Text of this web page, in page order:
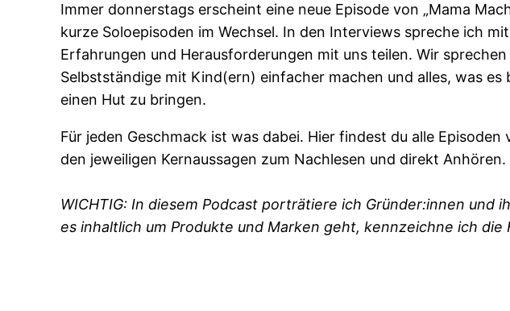
Immer donnerstags erscheint eine neue Episode von „Mama
kurze Soloepisoden im Wechsel. In den Interviews spreche ich
Erfahrungen und Herausforderungen mit uns teilen. Wir
Selbstständige mit Kind(ern) einfacher machen und alles, was
einen Hut zu bringen.
Für jeden Geschmack ist was dabei. Hier findest du alle
den jeweiligen Kernaussagen zum Nachlesen und direkt Anhören.
WICHTIG: In diesem Podcast porträtiere ich Gründer:innen und
es inhaltlich um Produkte und Marken geht, kennzeichne ich